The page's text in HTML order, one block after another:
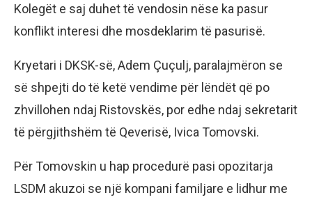
Kolegët e saj duhet të vendosin nëse ka pasur
konflikt interesi dhe mosdeklarim të pasurisë.
Kryetari i DKSK-së, Adem Çuçulj, paralajmëron se
së shpejti do të ketë vendime për lëndët që po
zhvillohen ndaj Ristovskës, por edhe ndaj sekretarit
të përgjithshëm të Qeverisë, Ivica Tomovski.
Për Tomovskin u hap procedurë pasi opozitarja
LSDM akuzoi se një kompani familjare e lidhur me